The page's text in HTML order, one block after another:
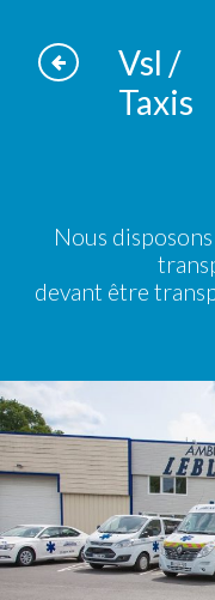
Vsl /
Taxis
Nous
devant être